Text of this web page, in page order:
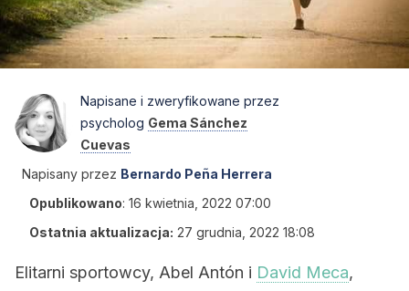
Napisane i zweryfikowane przez
psycholog Gema Sánchez
Cuevas
Napisany przez Bernardo Peña Herrera
Opublikowano: 16 kwietnia, 2022 07:00
Ostatnia aktualizacja: 27 grudnia, 2022 18:08
Elitarni sportowcy, Abel Antón i David Meca,